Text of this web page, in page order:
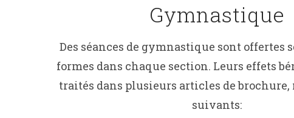
Gymnastique
Des séances de gymnastique sont offertes
formes dans chaque section. Leurs effets
traités dans plusieurs articles de
suivants: